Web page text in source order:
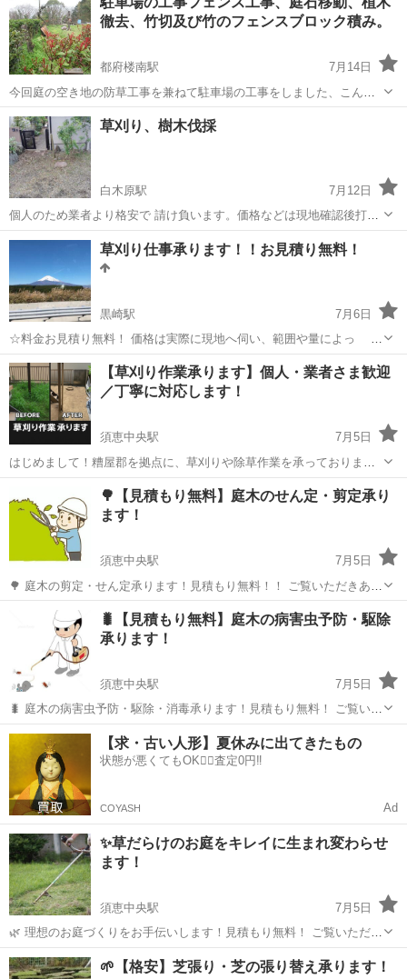
の方は(有)コウチャンサービスにご相談ください、通常の半額程度で施
工できますよ
徹去、竹切及び竹のフェンスブロック積み。
都府楼南駅
7月14日
今回庭の空き地の防草工事を兼ねて駐車場の工事をしました、こんな
感じにしあげています、私もという方はご相談ください、代表コウチ
ャンサービスの萩尾といいます
福岡 筑紫野市 都府楼南駅 剪定/造園
草刈り、樹木伐採
白木原駅
7月12日
個人のため業者より格安で 請け負います。価格などは現地確認後打ち
合わせさせて下さい。目安として、草刈り機では1m×1m=1㎡ 50円に
なります。業者は、だいたい1㎡ 150~200円が相場のようです。また時
間単価1000...
福岡 大野城市 白木原駅 草刈り 格安
草刈り仕事承ります！！お見積り無料！
黒崎駅
7月6日
☆料金お見積り無料！ 価格は実際に現地へ伺い、範囲や量によっ て
設定させていただきます。 ☆定期契約も承ります！！ 年3回初
夏・夏・秋等、自由に設定出来ま す。 ...
福岡 北九州市 黒崎駅 草刈り 無料
【草刈り作業承ります】個人・業者さま歓迎
／丁寧に対応します！
須恵中央駅
7月5日
はじめまして！糟屋郡を拠点に、草刈りや除草作業を承っております
便利屋きたるの友岡です。 ■作業内容 ・庭、空き地、駐車場、農地な
どの草刈り・除草作業 ・草刈機、手作業どちらも対応可能 ・草の集
積・簡単な清掃もいたします ※...
須恵中央駅 草刈り 空き地
🌳【見積もり無料】庭木のせん定・剪定承り
ます！
須恵中央駅
7月5日
🌳 庭木の剪定・せん定承ります！見積もり無料！！ ご覧いただきあり
がとうございます。 伸びすぎた庭木や生垣を、見た目も美しく風通し
の良い状態に丁寧に剪定いたします。 こんなお悩みはありませんか？
・庭木が大きくなりすぎ...
糟屋郡 須恵中央駅 剪定/造園 無料
🐛【見積もり無料】庭木の病害虫予防・駆除
承ります！
須恵中央駅
7月5日
🐛 庭木の病害虫予防・駆除・消毒承ります！見積もり無料！ ご覧いた
だきありがとうございます。 大切なお庭や庭木を病気や害虫から守る
ため、病害虫の予防・駆除・消毒を丁寧に行います。 こんなお悩みは
ありませんか？ ・毛虫や...
福岡 糟屋郡 須恵中央駅 剪定/造園 無料
【求・古い人形】夏休みに出てきたもの
状態が悪くてもOK🙆‍♀️査定0円‼️
COYASH Ad
✨草だらけのお庭をキレイに生まれ変わらせ
ます！
須恵中央駅
7月5日
🌿 理想のお庭づくりをお手伝いします！見積もり無料！ ご覧いただき
ありがとうございます。 「きれいで使いやすいお庭にしたい」「雑草
を減らしたい」「おしゃれな庭にしたい」など、お庭に関するお悩み
福岡 糟屋郡 須恵中央駅 剪定/造園
🌱【格安】芝張り・芝の張り替え承ります！